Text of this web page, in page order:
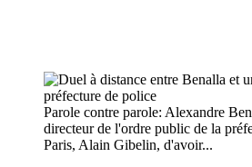
Parole contre parole: Alexandre
directeur de l'ordre public de la
Paris, Alain Gibelin, d'avoir...